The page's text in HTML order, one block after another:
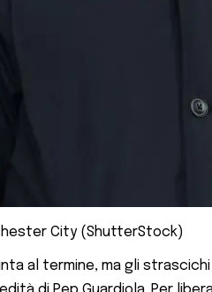
City (ShutterStock)
al termine, ma gli